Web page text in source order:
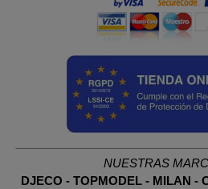
NUESTRAS
DJECO - TOPMODEL - MILAN -